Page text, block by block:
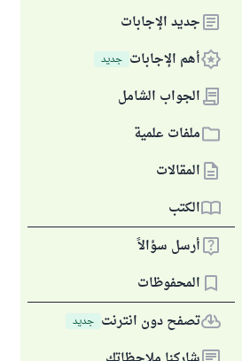
جديد الإجابات
أهم الإجابات جديد
الجواب الشامل
ملفات علمية
المقالات
الكتب
أرسل سؤالاً
المحفوظات
تصفح دون انترنت جديد